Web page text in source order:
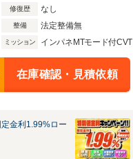
修復歴 なし
整備 法定整備無
ミッション インパネMTモード付CVT
在庫確認・見積依頼
金利1.99%ロー